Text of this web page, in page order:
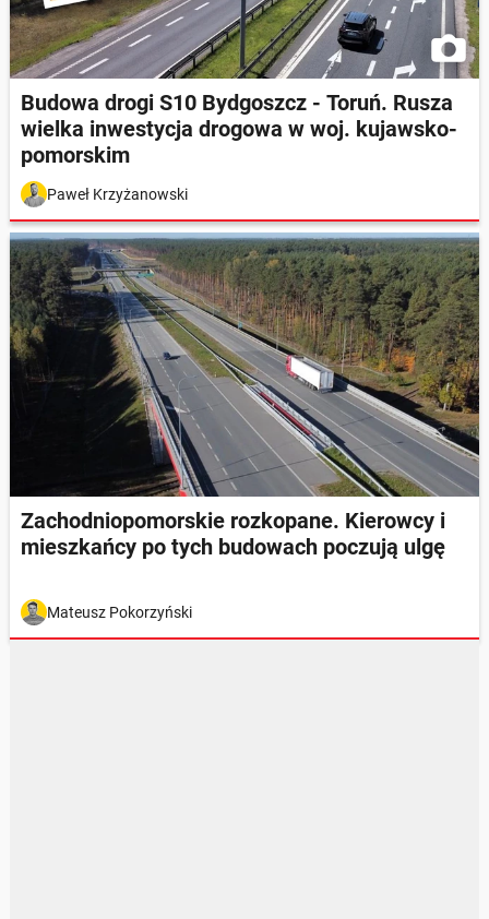
Budowa drogi S10 Bydgoszcz - Toruń. Rusza
wielka inwestycja drogowa w woj. kujawsko-
pomorskim
Paweł Krzyżanowski
Zachodniopomorskie rozkopane. Kierowcy i
mieszkańcy po tych budowach poczują ulgę
Mateusz Pokorzyński